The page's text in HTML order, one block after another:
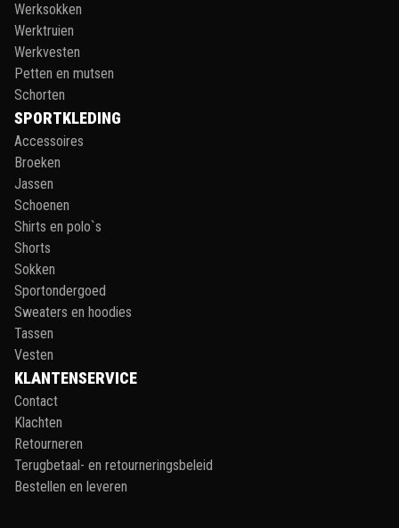
Werksokken
Werktruien
Werkvesten
Petten en mutsen
Schorten
SPORTKLEDING
Accessoires
Broeken
Jassen
Schoenen
Shirts en polo`s
Shorts
Sokken
Sportondergoed
Sweaters en hoodies
Tassen
Vesten
KLANTENSERVICE
Contact
Klachten
Retourneren
Terugbetaal- en retourneringsbeleid
Bestellen en leveren